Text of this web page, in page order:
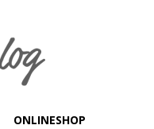
ONLINESHOP